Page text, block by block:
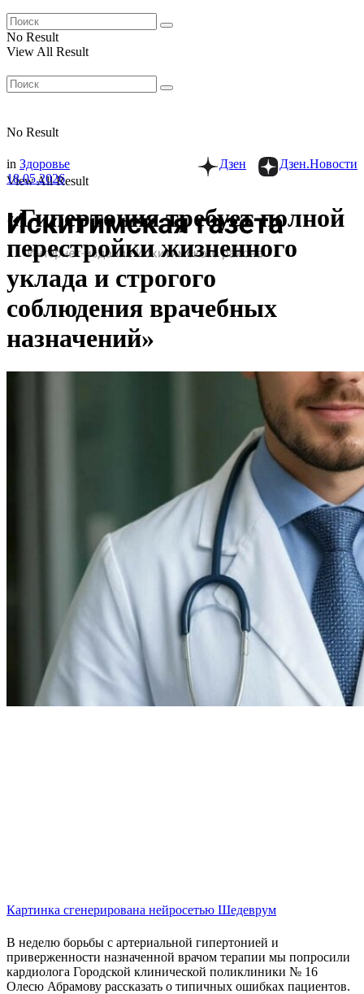
No Result
View All Result
No Result
View All Result
Дзен.Новости
Дзен
in Здоровье
18.05.2026
«Гипертония требует полной
перестройки жизненного
уклада и строгого
соблюдения врачебных
назначений»
Картинка сгенерирована нейросетью Шедеврум
В неделю борьбы с артериальной гипертонией и
приверженности назначенной врачом терапии мы попросили
кардиолога Городской клинической поликлиники № 16
Олесю Абрамову рассказать о типичных ошибках пациентов.